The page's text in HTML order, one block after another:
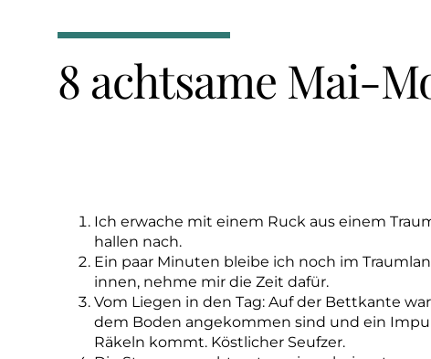
8 achtsame Mai-
Ich erwache mit einem Ruck aus einem
hallen nach.
Ein paar Minuten bleibe ich noch im
innen, nehme mir die Zeit dafür.
Vom Liegen in den Tag: Auf der Bettkante
dem Boden angekommen sind und ein
Räkeln kommt. Köstlicher Seufzer.